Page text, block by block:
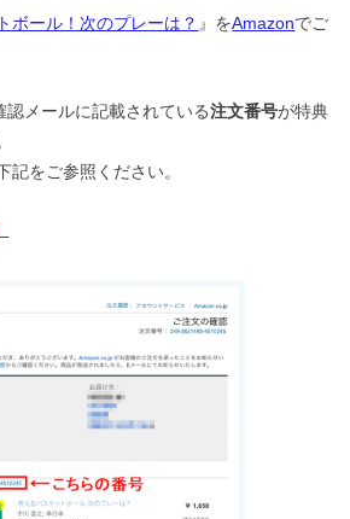
ボール！次のプレーは？ 』をAmazonでご
メールに記載されている注文番号が特典
をご参照ください。